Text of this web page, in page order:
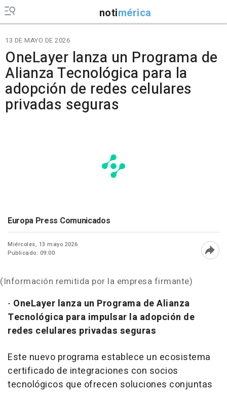
notimérica
13 DE MAYO DE 2026
OneLayer lanza un Programa de
Alianza Tecnológica para la
adopción de redes celulares
privadas seguras
Europa Press Comunicados
Miércoles, 13 mayo 2026
Publicado: 09:00
(Información remitida por la empresa firmante)
- OneLayer lanza un Programa de Alianza
Tecnológica para impulsar la adopción de
redes celulares privadas seguras
Este nuevo programa establece un ecosistema
certificado de integraciones con socios
tecnológicos que ofrecen soluciones conjuntas